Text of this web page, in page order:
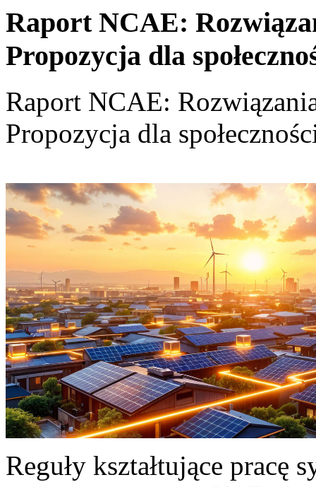
Raport NCAE:
Propozycja dla
Raport NCAE:
Propozycja dla
Reguły kształtujące pracę